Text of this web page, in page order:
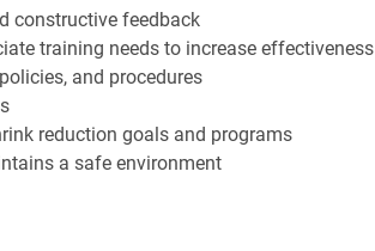
constructive feedback
training needs to increase effectiveness
and procedures
reduction goals and programs
a safe environment